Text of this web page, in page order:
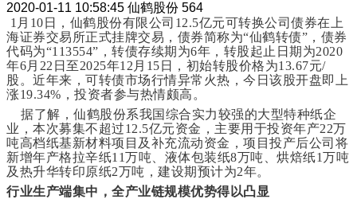
2020-01-11 10:58:45 仙鹤股份 564
1月10日，仙鹤股份有限公司12.5亿元可转换公司债券在上
海证券交易所正式挂牌交易，债券简称为“仙鹤转债”，债券
代码为“113554”，转债存续期为6年，转股起止日期为2020
年6月22日至2025年12月15日，初始转股价格为13.67元/
股。近年来，可转债市场行情异常火热，今日该股开盘即上
涨19.34%，投资者参与热情颇高。
据了解，仙鹤股份系我国综合实力较强的大型特种纸企
业，本次募集不超过12.5亿元资金，主要用于投资年产22万
吨高档纸基新材料项目及补充流动资金，项目投产后公司将
新增年产格拉辛纸11万吨、液体包装纸8万吨、烘焙纸1万吨
及热升华转印原纸2万吨，建设期预计为2年。
行业生产端集中，全产业链规模优势得以凸显